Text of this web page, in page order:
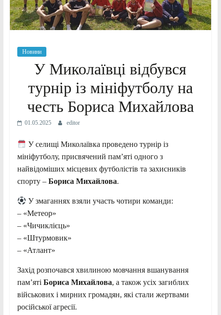
Новини
У Миколаївці відбувся
турнір із мініфутболу на
честь Бориса Михайлова
01.05.2025 editor
У селищі Миколаївка проведено турнір із
мініфутболу, присвячений памʼяті одного з
найвідоміших місцевих футболістів та захисників
спорту – Бориса Михайлова.
У змаганнях взяли участь чотири команди:
– «Метеор»
– «Чичиклієць»
– «Штурмовик»
– «Атлант»
Захід розпочався хвилиною мовчання вшанування
памʼяті Бориса Михайлова, а також усіх загиблих
військових і мирних громадян, які стали жертвами
російської агресії.